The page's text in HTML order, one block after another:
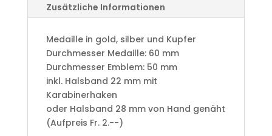
Zusätzliche Informationen
Medaille in gold, silber und Kupfer
​Durchmesser Medaille: 60 mm
Durchmesser Emblem: 50 mm
​inkl. Halsband 22 mm mit
Karabinerhaken
oder Halsband 28 mm von Hand genäht
(Aufpreis Fr. 2.--)